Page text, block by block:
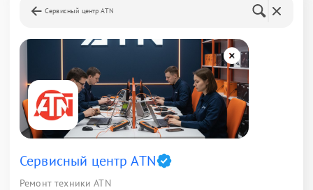
Сервисный центр ATN
Сервисный центр ATN
Ремонт техники ATN